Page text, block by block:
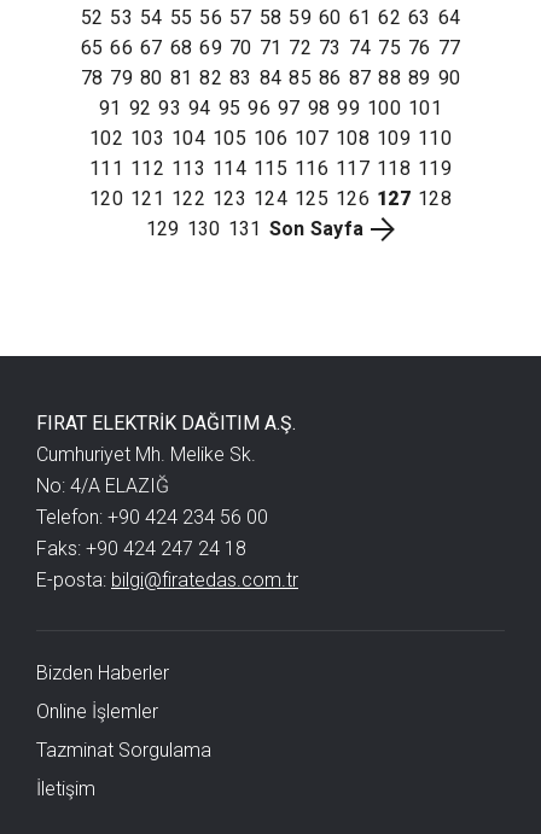
52 53 54 55 56 57 58 59 60 61 62 63 64
65 66 67 68 69 70 71 72 73 74 75 76 77
78 79 80 81 82 83 84 85 86 87 88 89 90
91 92 93 94 95 96 97 98 99 100 101
102 103 104 105 106 107 108 109 110
111 112 113 114 115 116 117 118 119
120 121 122 123 124 125 126 127 128
129 130 131 Son Sayfa
FIRAT ELEKTRİK DAĞITIM A.Ş.
Cumhuriyet Mh. Melike Sk.
No: 4/A ELAZIĞ
Telefon: +90 424 234 56 00
Faks: +90 424 247 24 18
E-posta: bilgi@firatedas.com.tr
Bizden Haberler
Online İşlemler
Tazminat Sorgulama
İletişim